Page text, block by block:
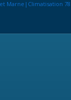
Marne|Climatisation 78